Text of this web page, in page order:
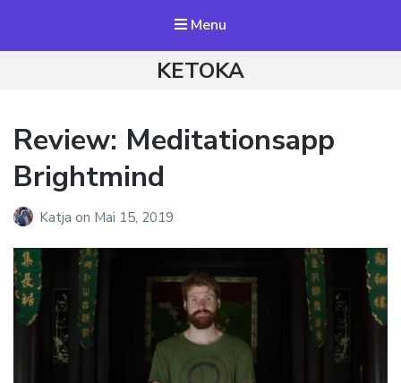
Menu
KETOKA
Review: Meditationsapp
Brightmind
Katja on Mai 15, 2019